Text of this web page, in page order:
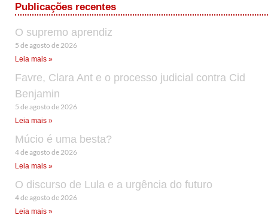
Publicações recentes
O supremo aprendiz
5 de agosto de 2026
Leia mais »
Favre, Clara Ant e o processo judicial contra Cid
Benjamin
5 de agosto de 2026
Leia mais »
Múcio é uma besta?
4 de agosto de 2026
Leia mais »
O discurso de Lula e a urgência do futuro
4 de agosto de 2026
Leia mais »